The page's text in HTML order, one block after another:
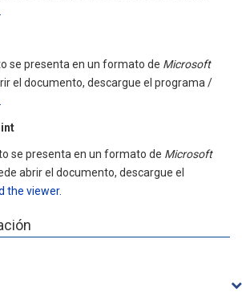
se presenta en un formato de Microsoft
el documento, descargue el programa /
se presenta en un formato de Microsoft
abrir el documento, descargue el
the viewer.